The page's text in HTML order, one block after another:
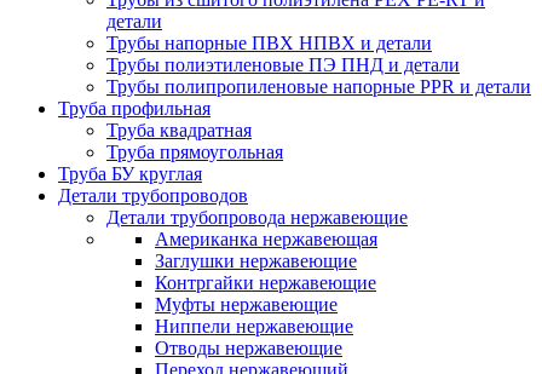
детали
Трубы напорные ПВХ НПВХ и детали
Трубы полиэтиленовые ПЭ ПНД и детали
Трубы полипропиленовые напорные PPR и детали
Труба профильная
Труба квадратная
Труба прямоугольная
Труба БУ круглая
Детали трубопроводов
Детали трубопровода нержавеющие
Американка нержавеющая
Заглушки нержавеющие
Контргайки нержавеющие
Муфты нержавеющие
Ниппели нержавеющие
Отводы нержавеющие
Переход нержавеющий